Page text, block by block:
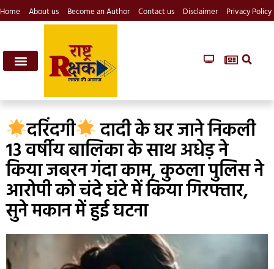
Home About us Become an Author Contact us Disclaimer Privacy Policy
दरिंदगी दादी के घर जाने निकली
13 वर्षीय बालिका के साथ अधेड़ ने
किया जबरन गंदा काम, कुठला पुलिस ने
आरोपी को चंदे घंटे में किया गिरफ्तार,
सुने मकान में हुई घटना